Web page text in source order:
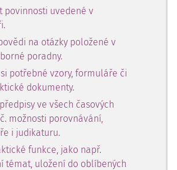
povinnosti uvedené v
na otázky položené v
poradny.
potřebné vzory, formuláře či
dokumenty.
ve všech časových
možnosti porovnávání,
i judikaturu.
funkce, jako např.
témat, uložení do oblíbených